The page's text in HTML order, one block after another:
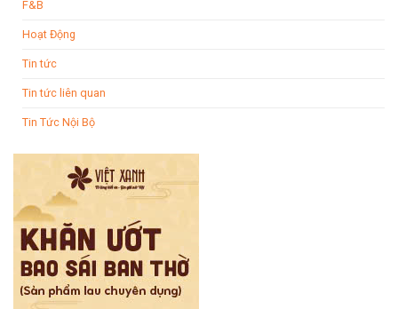
F&B
Hoạt Động
Tin tức
Tin tức liên quan
Tin Tức Nội Bộ